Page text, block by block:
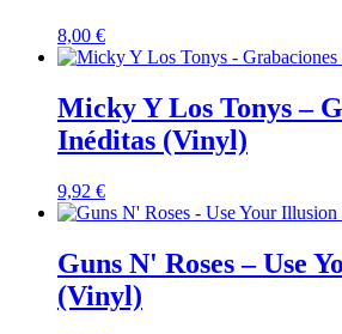
8,00 €
Micky Y Los Tonys –
Inéditas (Vinyl)
9,92 €
Guns N' Roses – Use
(Vinyl)